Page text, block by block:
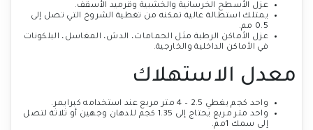
عزل الأسطح الخرسانية والخشبية وقرميد الأسقف.
يمتلك استطالة عالية تمكنه من تغطية الشروخ التي تصل إلى
0.5 مم.
عزل الأماكن الرطبة مثل الحمامات، الدش، المغاسل، البلكونات
في الأماكن الداخلية والخارجية.
معدل الاستهلاك
واحد كجم يغطي 2.5 – 4 متر مربع عند استخدامه كبرايمر.
واحد متر مربع يحتاج إلى 1.35 كجم للدهان وجهين أو ثلاثة لتصل
إلى سمك 1مم.